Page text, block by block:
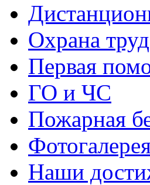
Охрана
Первая
ГО и ЧС
Пожарная
Наши